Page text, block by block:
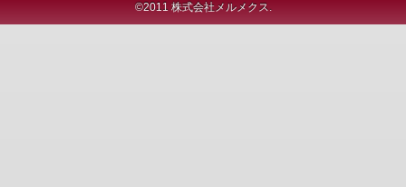
©2011 株式会社メルメクス.